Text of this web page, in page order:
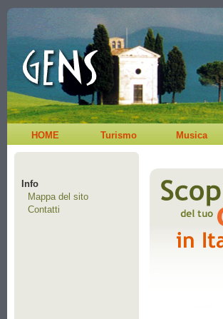
HOME Turismo Musica
Info
Mappa del sito
Contatti